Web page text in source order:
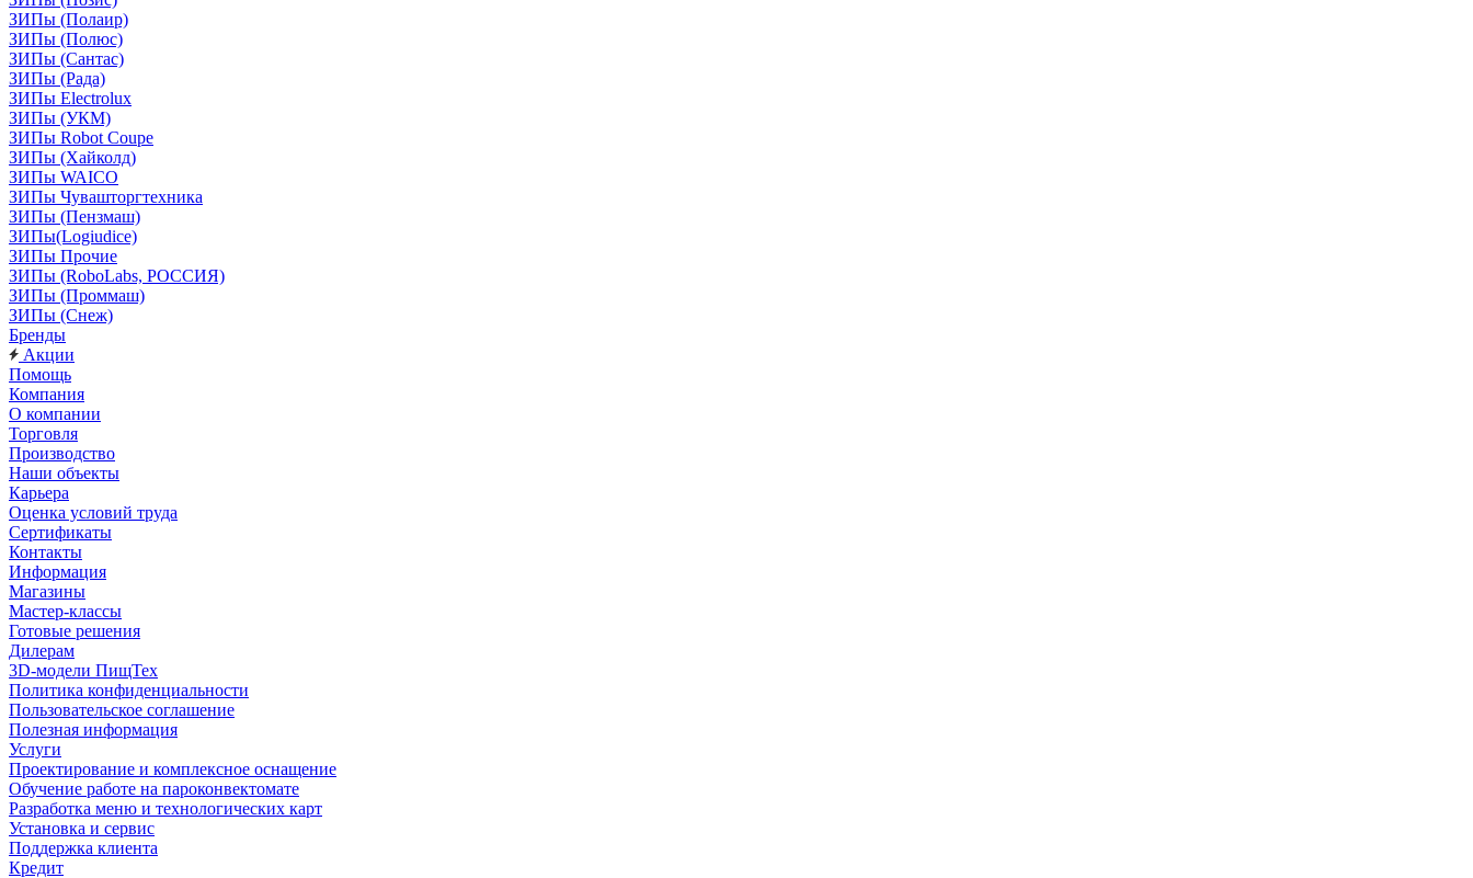
ЗИПы (Полаир)
ЗИПы (Полюс)
ЗИПы (Сантас)
ЗИПы (Рада)
ЗИПы Electrolux
ЗИПы (УКМ)
ЗИПы Robot Coupe
ЗИПы (Хайколд)
ЗИПы WAICO
ЗИПы Чувашторгтехника
ЗИПы (Пензмаш)
ЗИПы(Logiudice)
ЗИПы Прочие
ЗИПы (RoboLabs, РОССИЯ)
ЗИПы (Проммаш)
ЗИПы (Снеж)
Бренды
Акции
Помощь
Компания
О компании
Торговля
Производство
Наши объекты
Карьера
Оценка условий труда
Сертификаты
Контакты
Информация
Магазины
Мастер-классы
Готовые решения
Дилерам
3D-модели ПищТех
Политика конфиденциальности
Пользовательское соглашение
Полезная информация
Услуги
Проектирование и комплексное оснащение
Обучение работе на пароконвектомате
Разработка меню и технологических карт
Установка и сервис
Поддержка клиента
Кредит